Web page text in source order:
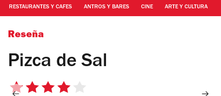
RESTAURANTES Y CAFES ANTROS Y BARES CINE ARTE Y CULTURA
Foto: Alejandra Carbajal
Reseña
Pizca de Sal
4